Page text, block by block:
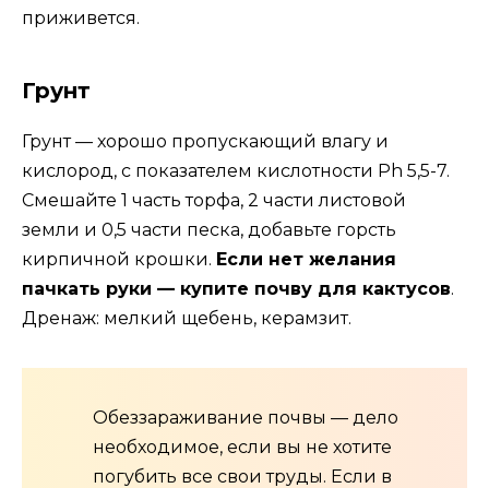
приживется.
Грунт
Грунт — хорошо пропускающий влагу и
кислород, с показателем кислотности Ph 5,5-7.
Смешайте 1 часть торфа, 2 части листовой
земли и 0,5 части песка, добавьте горсть
кирпичной крошки. Если нет желания
пачкать руки — купите почву для кактусов.
Дренаж: мелкий щебень, керамзит.
Обеззараживание почвы — дело
необходимое, если вы не хотите
погубить все свои труды. Если в